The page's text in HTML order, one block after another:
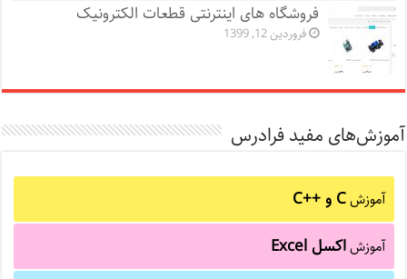
فروشگاه‌ های اینترنتی قطعات الکترونیک
فروردین 12, 1399
آموزش‌های مفید فرادرس
آموزشC و C++‎
آموزشاکسل Excel